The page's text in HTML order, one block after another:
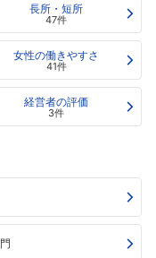
長所・短所
47件
女性の働きやすさ
41件
経営者の評価
3件